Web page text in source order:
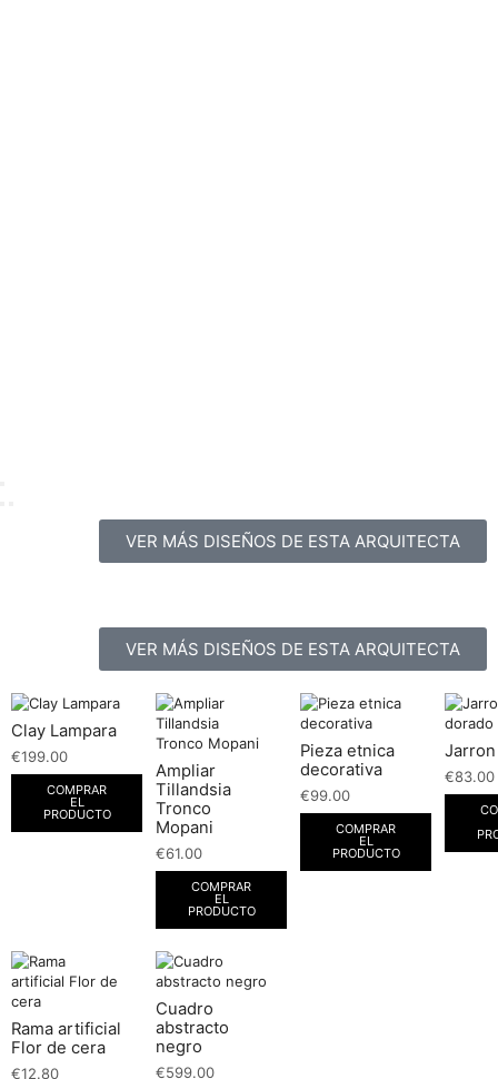
VER MÁS DISEÑOS DE ESTA ARQUITECTA
VER MÁS DISEÑOS DE ESTA ARQUITECTA
Clay Lampara
€199.00
COMPRAR
EL
PRODUCTO
Ampliar
Tillandsia
Tronco
Mopani
€61.00
COMPRAR
EL
PRODUCTO
Pieza etnica
decorativa
€99.00
COMPRAR
EL
PRODUCTO
€83.00
Rama artificial
Flor de cera
€12.80
Cuadro
abstracto
negro
€599.00